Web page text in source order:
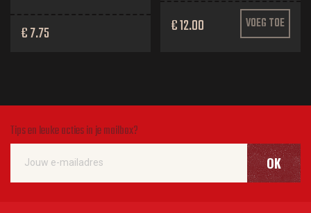
€ 7.75 € 12.00 VOEG TOE
Tips en leuke acties in je mailbox?
OK